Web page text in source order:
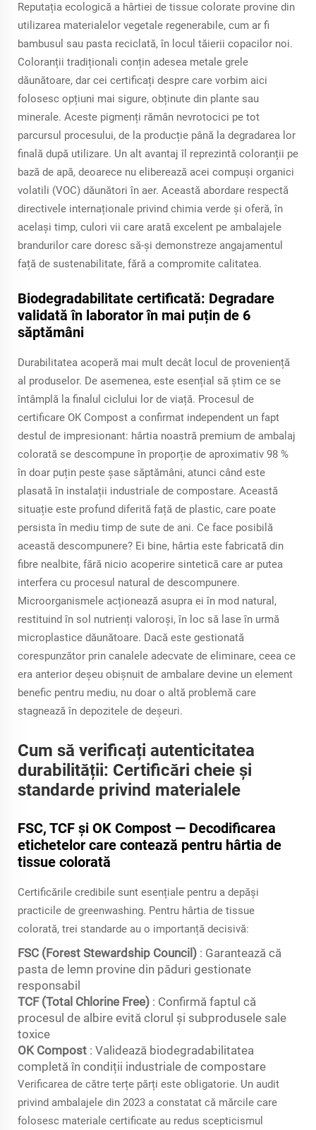
Reputația ecologică a hârtiei de tissue colorate provine din
utilizarea materialelor vegetale regenerabile, cum ar fi
bambusul sau pasta reciclată, în locul tăierii copacilor noi.
Coloranții tradiționali conțin adesea metale grele
dăunătoare, dar cei certificați despre care vorbim aici
folosesc opțiuni mai sigure, obținute din plante sau
minerale. Aceste pigmenți rămân nevrotocici pe tot
parcursul procesului, de la producție până la degradarea lor
finală după utilizare. Un alt avantaj îl reprezintă coloranții pe
bază de apă, deoarece nu eliberează acei compuși organici
volatili (VOC) dăunători în aer. Această abordare respectă
directivele internaționale privind chimia verde și oferă, în
același timp, culori vii care arată excelent pe ambalajele
brandurilor care doresc să-și demonstreze angajamentul
față de sustenabilitate, fără a compromite calitatea.
Biodegradabilitate certificată: Degradare
validată în laborator în mai puțin de 6
săptămâni
Durabilitatea acoperă mai mult decât locul de proveniență
al produselor. De asemenea, este esențial să știm ce se
întâmplă la finalul ciclului lor de viață. Procesul de
certificare OK Compost a confirmat independent un fapt
destul de impresionant: hârtia noastră premium de ambalaj
colorată se descompune în proporție de aproximativ 98 %
în doar puțin peste șase săptămâni, atunci când este
plasată în instalații industriale de compostare. Această
situație este profund diferită față de plastic, care poate
persista în mediu timp de sute de ani. Ce face posibilă
această descompunere? Ei bine, hârtia este fabricată din
fibre nealbite, fără nicio acoperire sintetică care ar putea
interfera cu procesul natural de descompunere.
Microorganismele acționează asupra ei în mod natural,
restituind în sol nutrienți valoroși, în loc să lase în urmă
microplastice dăunătoare. Dacă este gestionată
corespunzător prin canalele adecvate de eliminare, ceea ce
era anterior deșeu obișnuit de ambalare devine un element
benefic pentru mediu, nu doar o altă problemă care
stagnează în depozitele de deșeuri.
Cum să verificați autenticitatea
durabilității: Certificări cheie și
standarde privind materialele
FSC, TCF și OK Compost — Decodificarea
etichetelor care contează pentru hârtia de
tissue colorată
Certificările credibile sunt esențiale pentru a depăși
practicile de greenwashing. Pentru hârtia de tissue
colorată, trei standarde au o importanță decisivă:
FSC (Forest Stewardship Council) : Garantează că
pasta de lemn provine din păduri gestionate
responsabil
TCF (Total Chlorine Free) : Confirmă faptul că
procesul de albire evită clorul și subprodusele sale
toxice
OK Compost : Validează biodegradabilitatea
completă în condiții industriale de compostare
Verificarea de către terțe părți este obligatorie. Un audit
privind ambalajele din 2023 a constatat că mărcile care
folosesc materiale certificate au redus scepticismul